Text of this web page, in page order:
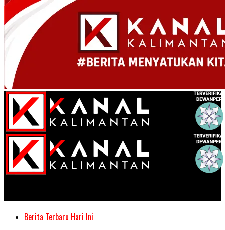
Berita Terbaru Hari Ini